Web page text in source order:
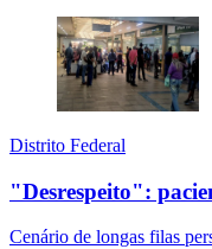
Distrito Federal
"Desrespeito":
Cenário de longas filas